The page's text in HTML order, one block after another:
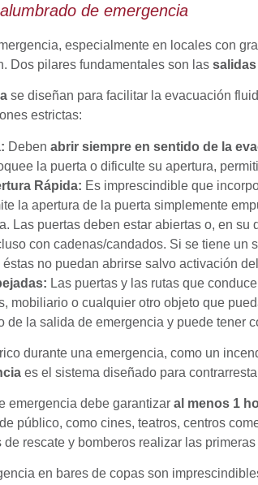
de emergencia
especialmente en locales con
Dos pilares fundamentales son las
se diseñan para facilitar la evacuación
estrictas:
Deben abrir siempre en sentido de la
la puerta o dificulte su apertura,
Rápida: Es imprescindible que
la apertura de la puerta simplemente
Las puertas deben estar abiertas o, en
con cadenas/candados. Si se tiene
no puedan abrirse salvo activación
Las puertas y las rutas que
mobiliario o cualquier otro objeto que
de la salida de emergencia y puede tener
durante una emergencia, como un
es el sistema diseñado para
emergencia debe garantizar al menos 1
público, como cines, teatros, centros
rescate y bomberos realizar las